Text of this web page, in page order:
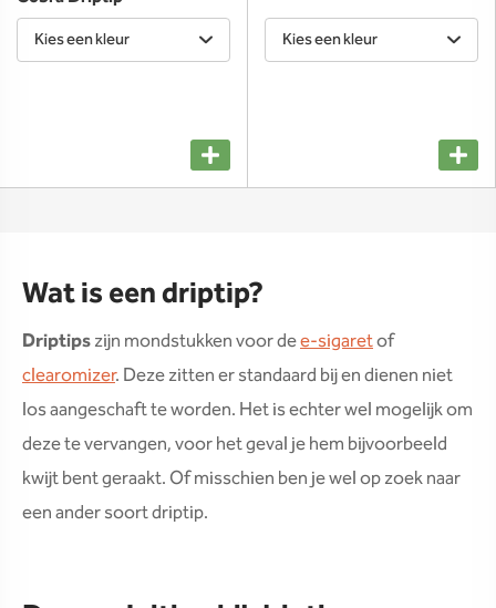
Kies een kleur Kies een kleur
Wat is een driptip?
Driptipszijn mondstukken voor dee-sigaretof
clearomizer. Deze zitten er standaard bij en dienen niet
los aangeschaft te worden. Het is echter wel mogelijk om
deze te vervangen, voor het geval je hem bijvoorbeeld
kwijt bent geraakt. Of misschien ben je wel op zoek naar
een ander soort driptip.